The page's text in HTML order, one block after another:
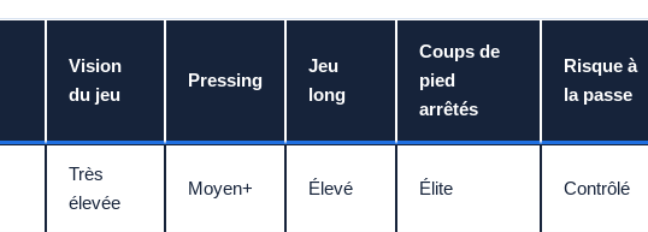
Vision
du jeu
Pressing
Jeu
long
Coups de
pied
arrêtés
Risque à
la passe
Très
élevée
Moyen+ Élevé Élite Contrôlé